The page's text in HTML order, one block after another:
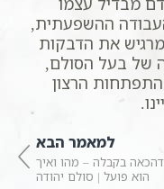
ההשפעתית,
את הדבקות
של בעל הסולם,
הרצון
למאמר הבא
דהכאה בקבלה – מהו ואיך
הוא פועל | סולם יהודה